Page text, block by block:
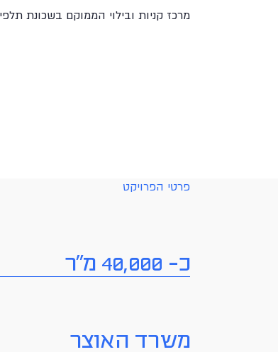
מרכז קניות ובילוי הממוקם בשכונת
פרטי הפרויקט
כ- 40,000 מ"ר
משרד האוצר